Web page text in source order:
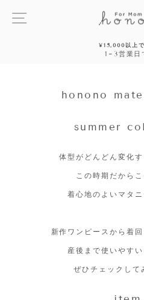
サイトナビゲーション
停
¥15,000以上
1~3営業日
honono
summer
体型がどんどん変化す
この時期だからこ
着心地のよいマタニ
新作ワンピースから着
産後まで使いやすい
ぜひチェックして